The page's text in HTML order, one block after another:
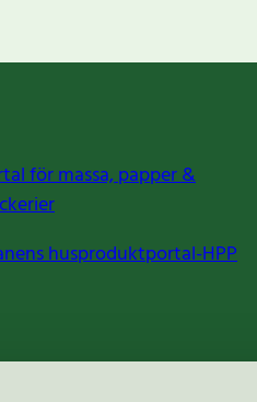
för massa, papper &
husproduktportal-HPP